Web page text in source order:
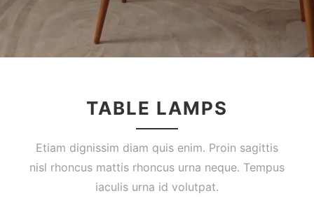
TABLE LAMPS
Etiam dignissim diam quis enim. Proin sagittis
nisl rhoncus mattis rhoncus urna neque. Tempus
iaculis urna id volutpat.